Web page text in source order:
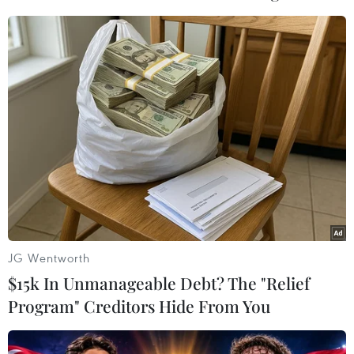
Pakistan triệu cao ủy Ấn Độ về "các hoạt
động tình báo"
25/03/2016 07:55
Islamabad đã triệu cao ủy Ấn Độ tại Pakistan tới và trao
công hàm phản đối các hoạt động bị cáo buộc của cơ
quan tình báo Ấn Độ tại Pakistan.
JG Wentworth
$15k In Unmanageable Debt? The "Relief
Program" Creditors Hide From You